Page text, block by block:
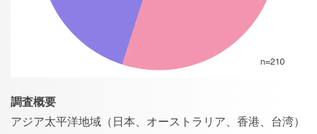
調査概要
アジア太平洋地域（日本、オーストラリア、香港、台湾）